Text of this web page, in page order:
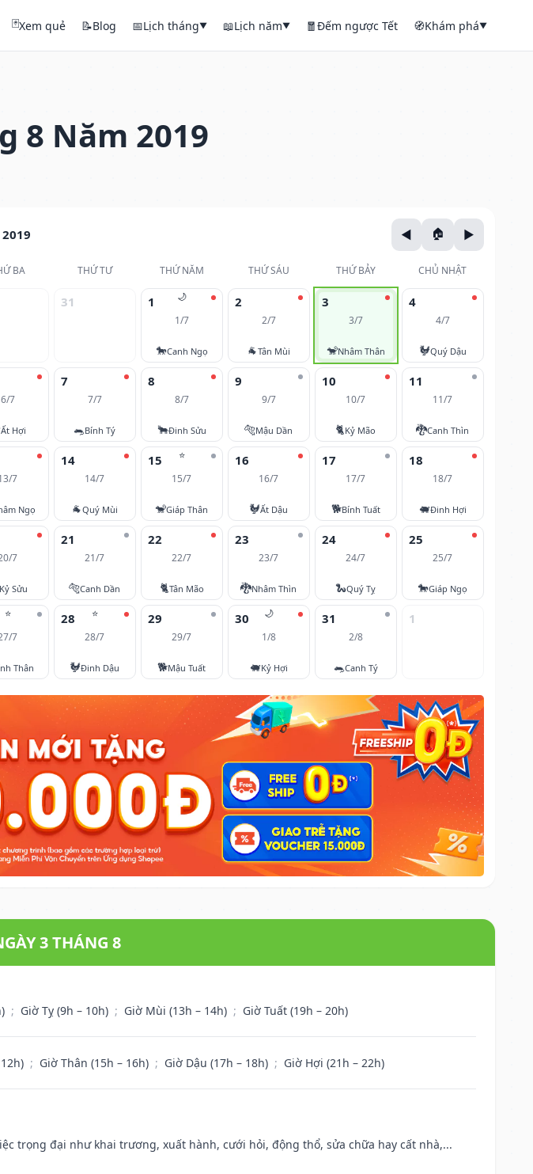
🃏Xem quẻ 📝Blog 📅Lịch tháng▼ 📖Lịch năm▼ 🧧Đếm ngược Tết 🧭Khám phá▼
8 Năm 2019
BA THỨ TƯ THỨ NĂM THỨ SÁU THỨ BẢY CHỦ NHẬT
31 🌙
1
1/7
🐎Canh Ngọ
2
2/7
🐐Tân Mùi
3
3/7
🐒Nhâm Thân
4
4/7
🐓Quý Dậu
6/7
Ất Hợi
7
7/7
🐀Bính Tý
8
8/7
🐂Đinh Sửu
9
9/7
🐅Mậu Dần
10
10/7
🐈Kỷ Mão
11
11/7
🐉Canh Thìn
7
Ngọ
14
14/7
🐐Quý Mùi
⭐
15
15/7
🐒Giáp Thân
16
16/7
🐓Ất Dậu
17
17/7
🐕Bính Tuất
18
18/7
🐖Đinh Hợi
7
Sửu
21
21/7
🐅Canh Dần
22
22/7
🐈Tân Mão
23
23/7
🐉Nhâm Thìn
24
24/7
🐍Quý Tỵ
25
25/7
🐎Giáp Ngọ
⭐
7
Thân
⭐
28
28/7
🐓Đinh Dậu
29
29/7
🐕Mậu Tuất
🌙
30
1/8
🐖Kỷ Hợi
31
2/8
🐀Canh Tý
1
3 THÁNG 8
; Giờ Tỵ (9h – 10h) ; Giờ Mùi (13h – 14h) ; Giờ Tuất (19h – 20h)
; Giờ Thân (15h – 16h) ; Giờ Dậu (17h – 18h) ; Giờ Hợi (21h – 22h)
trọng đại như khai trương, xuất hành, cưới hỏi, động thổ, sửa chữa hay cất nhà,...